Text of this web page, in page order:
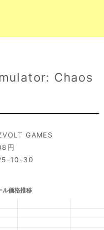
Chaos
GAMES
円
10-30